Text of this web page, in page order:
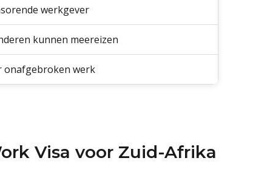
werkgever
kunnen meereizen
onafgebroken werk
Visa voor Zuid-Afrika